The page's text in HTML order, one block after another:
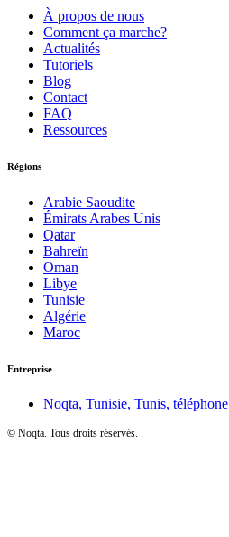
À propos de nous
Comment ça marche?
Actualités
Tutoriels
Blog
Contact
FAQ
Ressources
Régions
Arabie Saoudite
Émirats Arabes Unis
Qatar
Bahreïn
Oman
Libye
Tunisie
Algérie
Maroc
Entreprise
Noqta, Tunisie, Tunis, téléphone
© Noqta. Tous droits réservés.